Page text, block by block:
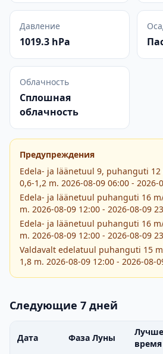
Давление
1019.3 hPa
Облачность
Сплошная
облачность
Предупреждения
Edela- ja läänetuul 9, puhanguti
0,6-1,2 m. 2026-08-09 06:00 - 2026-
Edela- ja läänetuul puhanguti 16
m. 2026-08-09 12:00 - 2026-08-09
Edela- ja läänetuul puhanguti 16
m. 2026-08-09 12:00 - 2026-08-09
Valdavalt edelatuul puhanguti 15
1,8 m. 2026-08-09 12:00 - 2026-08-
Следующие 7 дней
Дата Фаза Луны
время